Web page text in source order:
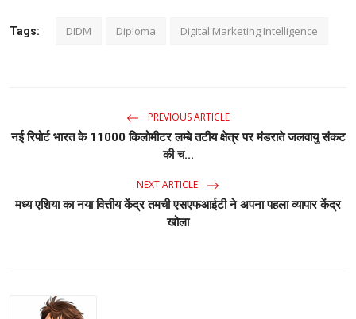
Tags: DIDM Diploma Digital Marketing Intelligence
PREVIOUS ARTICLE
नई रिपोर्ट भारत के 11000 किलोमीटर लम्बे तटीय क्षेत्र पर मंडराते जलवायु संकट
की च...
NEXT ARTICLE
मध्य एशिया का नया वित्तीय केंद्र तमची एसएफआईटी ने अपना पहला व्यापार केंद्र
खोला